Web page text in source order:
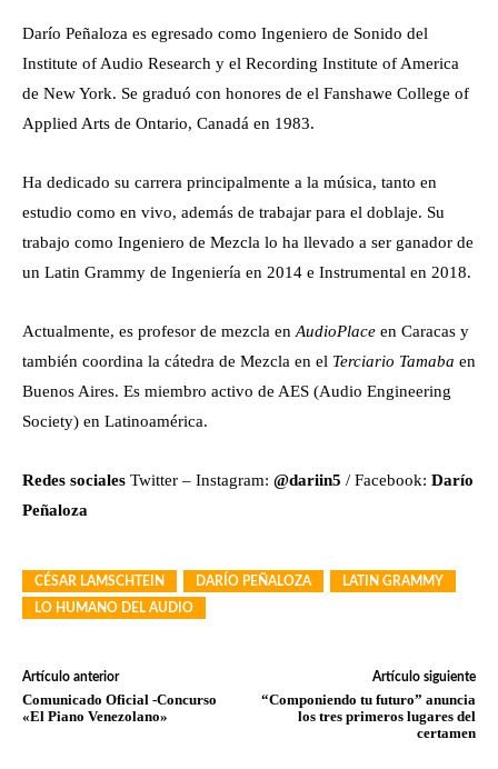
Darío Peñaloza es egresado como Ingeniero de Sonido del
Institute of Audio Research y el Recording Institute of America
de New York. Se graduó con honores de el Fanshawe College of
Applied Arts de Ontario, Canadá en 1983.
Ha dedicado su carrera principalmente a la música, tanto en
estudio como en vivo, además de trabajar para el doblaje. Su
trabajo como Ingeniero de Mezcla lo ha llevado a ser ganador de
un Latin Grammy de Ingeniería en 2014 e Instrumental en 2018.
Actualmente, es profesor de mezcla en AudioPlace en Caracas y
también coordina la cátedra de Mezcla en el Terciario Tamaba en
Buenos Aires. Es miembro activo de AES (Audio Engineering
Society) en Latinoamérica.
Redes sociales Twitter – Instagram: @dariin5 / Facebook: Darío
Peñaloza
CÉSAR LAMSCHTEIN DARÍO PEÑALOZA
LATIN GRAMMY
LO HUMANO DEL AUDIO
Artículo anterior
Comunicado Oficial -Concurso
«El Piano Venezolano»
Artículo siguiente
“Componiendo tu futuro” anuncia
los tres primeros lugares del
certamen